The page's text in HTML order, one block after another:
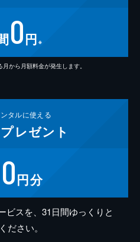
0円 ※
から月額料金が発生します。
タルに使える
プレゼント
円分
ビスを、31日間ゆっくりと
ださい。